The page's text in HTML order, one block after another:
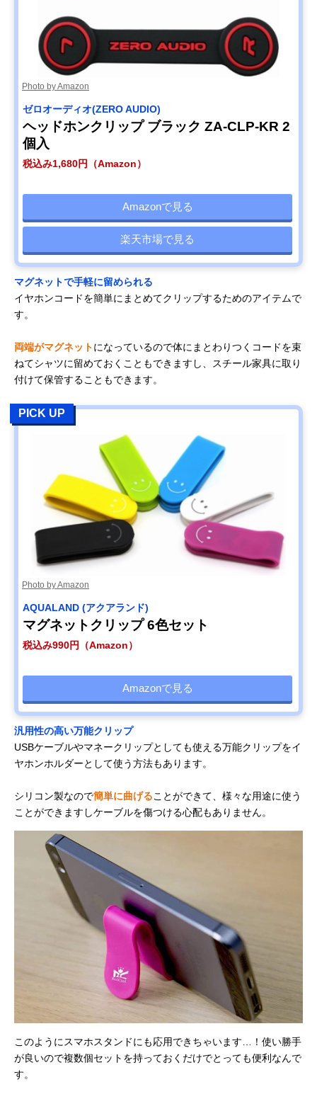
Photo by Amazon
ゼロオーディオ(ZERO AUDIO)
ヘッドホンクリップ ブラック ZA-CLP-KR 2
個入
税込み1,680円（Amazon）
Amazonで見る
楽天市場で見る
マグネットで手軽に留められる
イヤホンコードを簡単にまとめてクリップするためのアイテムで
す。
両端がマグネットになっているので体にまとわりつくコードを束
ねてシャツに留めておくこともできますし、スチール家具に取り
付けて保管することもできます。
PICK UP
Photo by Amazon
AQUALAND (アクアランド)
マグネットクリップ 6色セット
税込み990円（Amazon）
Amazonで見る
汎用性の高い万能クリップ
USBケーブルやマネークリップとしても使える万能クリップをイ
ヤホンホルダーとして使う方法もあります。
シリコン製なので簡単に曲げることができて、様々な用途に使う
ことができますしケーブルを傷つける心配もありません。
このようにスマホスタンドにも応用できちゃいます…！使い勝手
が良いので複数個セットを持っておくだけでとっても便利なんで
す。